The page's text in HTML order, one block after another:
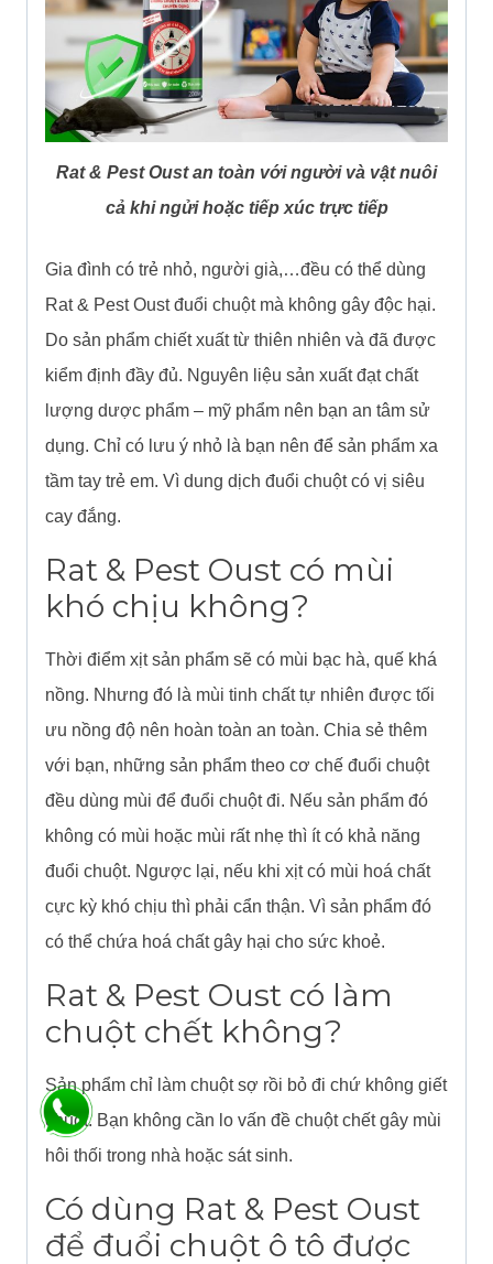
Rat & Pest Oust an toàn với người và vật nuôi
cả khi ngửi hoặc tiếp xúc trực tiếp
Gia đình có trẻ nhỏ, người già,…đều có thể dùng
Rat & Pest Oust đuổi chuột mà không gây độc hại.
Do sản phẩm chiết xuất từ thiên nhiên và đã được
kiểm định đầy đủ. Nguyên liệu sản xuất đạt chất
lượng dược phẩm – mỹ phẩm nên bạn an tâm sử
dụng. Chỉ có lưu ý nhỏ là bạn nên để sản phẩm xa
tầm tay trẻ em. Vì dung dịch đuổi chuột có vị siêu
cay đắng.
Rat & Pest Oust có mùi
khó chịu không?
Thời điểm xịt sản phẩm sẽ có mùi bạc hà, quế khá
nồng. Nhưng đó là mùi tinh chất tự nhiên được tối
ưu nồng độ nên hoàn toàn an toàn. Chia sẻ thêm
với bạn, những sản phẩm theo cơ chế đuổi chuột
đều dùng mùi để đuổi chuột đi. Nếu sản phẩm đó
không có mùi hoặc mùi rất nhẹ thì ít có khả năng
đuổi chuột. Ngược lại, nếu khi xịt có mùi hoá chất
cực kỳ khó chịu thì phải cẩn thận. Vì sản phẩm đó
có thể chứa hoá chất gây hại cho sức khoẻ.
Rat & Pest Oust có làm
chuột chết không?
Sản phẩm chỉ làm chuột sợ rồi bỏ đi chứ không giết
chuột. Bạn không cần lo vấn đề chuột chết gây mùi
hôi thối trong nhà hoặc sát sinh.
Có dùng Rat & Pest Oust
để đuổi chuột ô tô được